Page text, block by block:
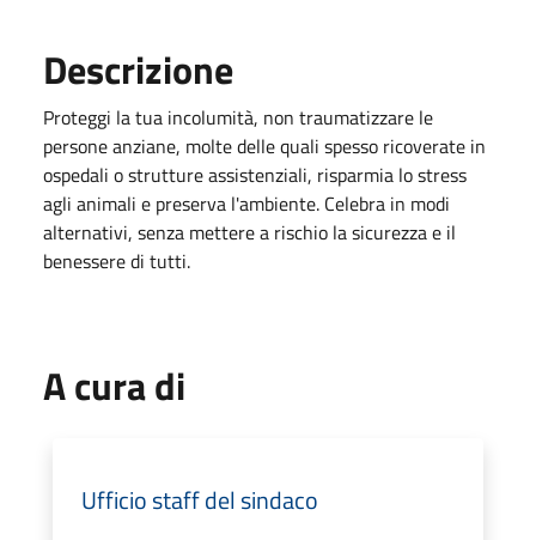
Descrizione
Proteggi la tua incolumità, non traumatizzare le
persone anziane, molte delle quali spesso ricoverate in
ospedali o strutture assistenziali, risparmia lo stress
agli animali e preserva l'ambiente. Celebra in modi
alternativi, senza mettere a rischio la sicurezza e il
benessere di tutti.
A cura di
Ufficio staff del sindaco